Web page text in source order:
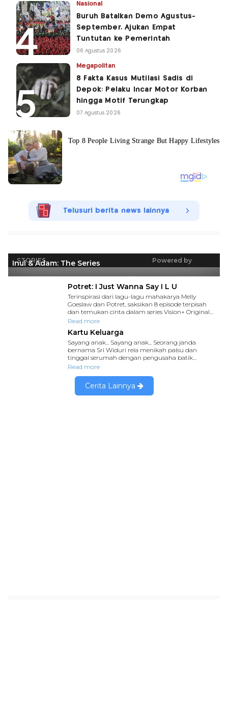
Nasional
Buruh Batalkan Demo Agustus-
September, Ajukan Empat
Tuntutan ke Pemerintah
06 Agustus 2026
Megapolitan
8 Fakta Kasus Mutilasi Sadis di
Depok: Pelaku Incar Motor Korban
hingga Motif Terungkap
07 Agustus 2026
Telusuri berita news lainnya